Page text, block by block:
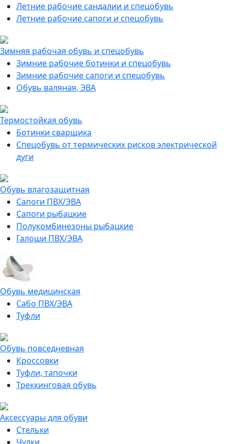
Летние рабочие сандалии и спецобувь
Летние рабочие сапоги и спецобувь
Зимняя рабочая обувь и спецобувь
Зимние рабочие ботинки и спецобувь
Зимние рабочие сапоги и спецобувь
Обувь валяная, ЭВА
Термостойкая обувь
Ботинки сварщика
Спецобувь от термических рисков электрической
дуги
Обувь влагозащитная
Сапоги ПВХ/ЭВА
Сапоги рыбацкие
Полукомбинезоны рыбацкие
Галоши ПВХ/ЭВА
Обувь медицинская
Сабо ПВХ/ЭВА
Туфли
Обувь повседневная
Кроссовки
Туфли, тапочки
Треккинговая обувь
Аксессуары для обуви
Стельки